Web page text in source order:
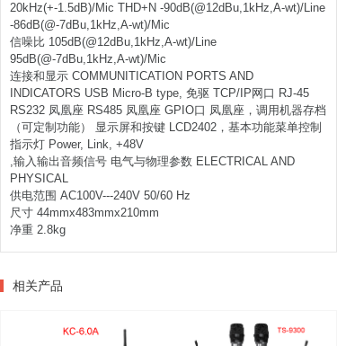
20kHz(+-1.5dB)/Mic THD+N -90dB(@12dBu,1kHz,A-wt)/Line
-86dB(@-7dBu,1kHz,A-wt)/Mic
信噪比 105dB(@12dBu,1kHz,A-wt)/Line
95dB(@-7dBu,1kHz,A-wt)/Mic
连接和显示 COMMUNITICATION PORTS AND
INDICATORS USB Micro-B type, 免驱 TCP/IP网口 RJ-45
RS232 凤凰座 RS485 凤凰座 GPIO口 凤凰座，调用机器存档
（可定制功能） 显示屏和按键 LCD2402，基本功能菜单控制
指示灯 Power, Link, +48V
,输入输出音频信号 电气与物理参数 ELECTRICAL AND
PHYSICAL
供电范围 AC100V---240V 50/60 Hz
尺寸 44mmx483mmx210mm
净重 2.8kg
相关产品